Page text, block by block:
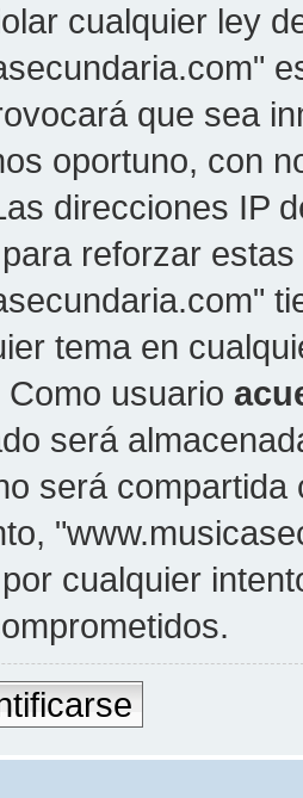
cualquier ley
que sea
oportuno, con
direcciones IP
reforzar
tema en
usuario
será
será
cualquier